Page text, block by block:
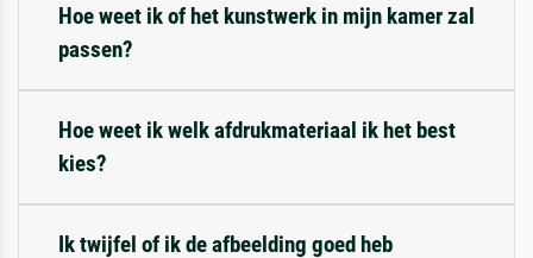
Hoe weet ik of het kunstwerk in mijn kamer zal
passen?
Hoe weet ik welk afdrukmateriaal ik het best
kies?
Ik twijfel of ik de afbeelding goed heb